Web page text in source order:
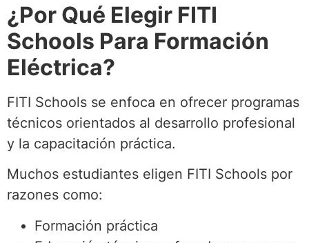
¿Por Qué Elegir FITI
Schools Para Formación
Eléctrica?
FITI Schools se enfoca en ofrecer programas
técnicos orientados al desarrollo profesional
y la capacitación práctica.
Muchos estudiantes eligen FITI Schools por
razones como:
Formación práctica